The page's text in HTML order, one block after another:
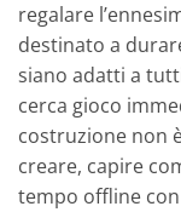
regalare
destinato a
siano adatti a
cerca gioco
costruzione non
creare, capire
tempo offline